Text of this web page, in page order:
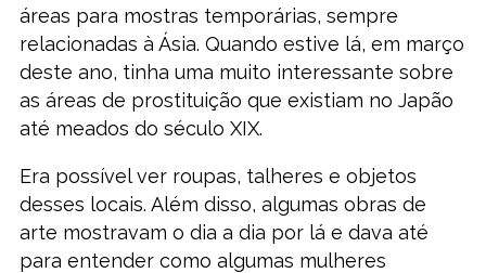
áreas para mostras temporárias, sempre
relacionadas à Ásia. Quando estive lá, em março
deste ano, tinha uma muito interessante sobre
as áreas de prostituição que existiam no Japão
até meados do século XIX.
Era possível ver roupas, talheres e objetos
desses locais. Além disso, algumas obras de
arte mostravam o dia a dia por lá e dava até
para entender como algumas mulheres